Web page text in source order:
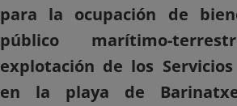
para la ocupación de
público marítimo-
explotación de los
en la playa de